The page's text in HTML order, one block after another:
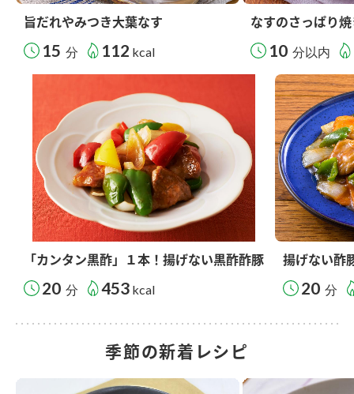
旨だれやみつき大葉なす
15 分 112 kcal
なすのさっぱり
10 分以内
「カンタン黒酢」１本！揚げない黒酢酢豚
20 分 453 kcal
揚げない酢
20 分
季節の新着レシピ